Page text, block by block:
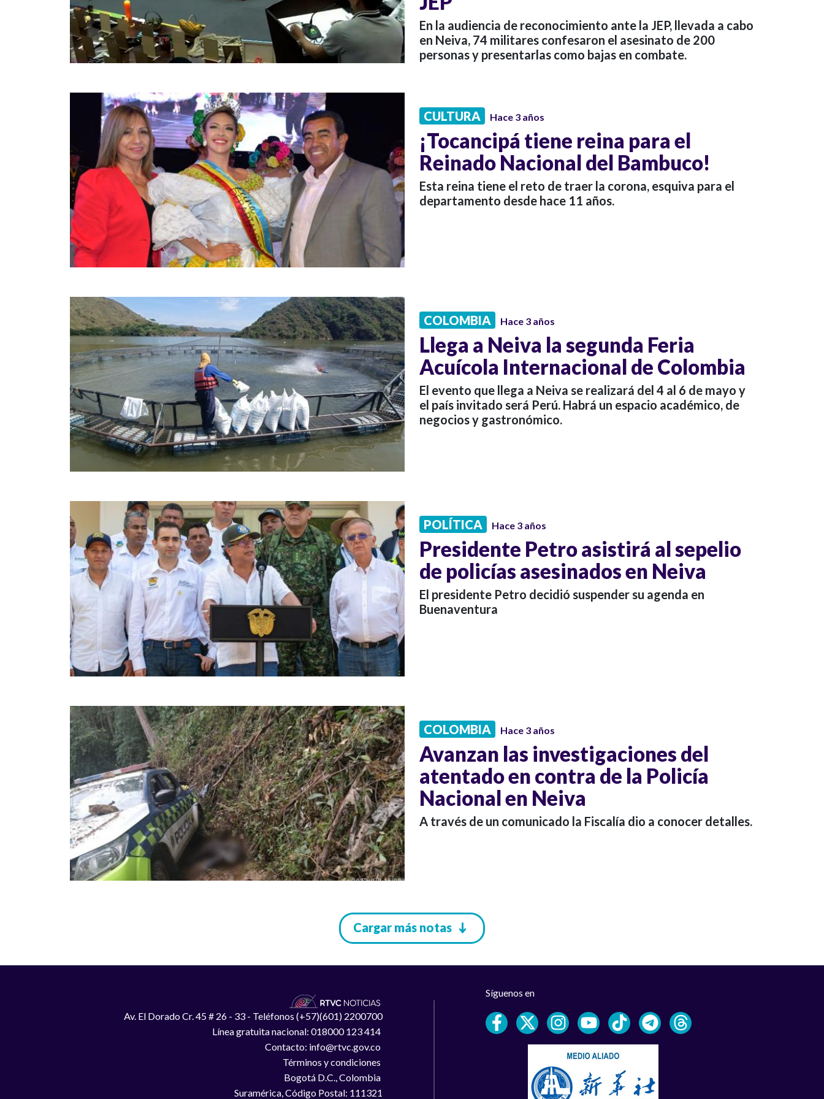
En la audiencia de reconocimiento ante la JEP, llevada a cabo
en Neiva, 74 militares confesaron el asesinato de 200
personas y presentarlas como bajas en combate.
CULTURA Hace 3 años
¡Tocancipá tiene reina para el
Reinado Nacional del Bambuco!
Esta reina tiene el reto de traer la corona, esquiva para el
departamento desde hace 11 años.
COLOMBIA Hace 3 años
Llega a Neiva la segunda Feria
Acuícola Internacional de Colombia
El evento que llega a Neiva se realizará del 4 al 6 de mayo y
el país invitado será Perú. Habrá un espacio académico, de
negocios y gastronómico.
POLÍTICA Hace 3 años
Presidente Petro asistirá al sepelio
de policías asesinados en Neiva
El presidente Petro decidió suspender su agenda en
Buenaventura
COLOMBIA Hace 3 años
Avanzan las investigaciones del
atentado en contra de la Policía
Nacional en Neiva
A través de un comunicado la Fiscalía dio a conocer detalles.
Cargar más notas
Av. El Dorado Cr. 45 # 26 - 33 - Teléfonos (+57)(601) 2200700
Línea gratuita nacional: 018000 123 414
Contacto: info@rtvc.gov.co
Términos y condiciones
Bogotá D.C., Colombia
Suramérica, Código Postal: 111321
Síguenos en